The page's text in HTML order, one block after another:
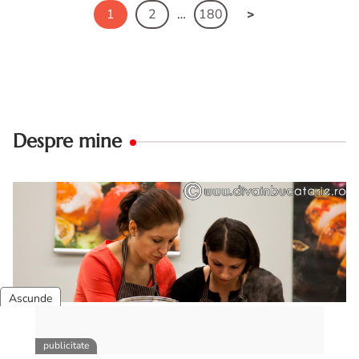
1 2 … 180
Despre mine